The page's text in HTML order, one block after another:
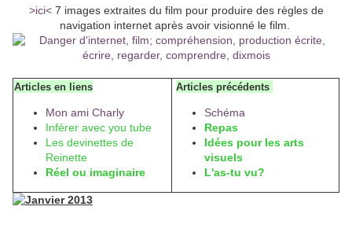
>ici<7 images extraites du film pour produire des règles de
navigation internet après avoir visionné le film.
Articles en liens
Mon ami Charly
Inférer avec you tube
Les devinettes de
Reinette
Réel ou imaginaire
Articles précédents
Schéma
Repas
Idées pour les arts
visuels
L'as-tu vu?